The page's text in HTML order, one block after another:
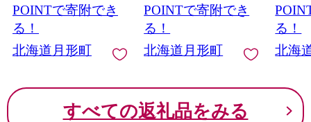
ぎり ふっくら 常温 お
取り寄せ 産地直送 R8
年産
POINTで寄附でき
る！
北海道月形町
POINTで寄附でき
る！
北海道月形町
る！
北海
すべての返礼品をみる